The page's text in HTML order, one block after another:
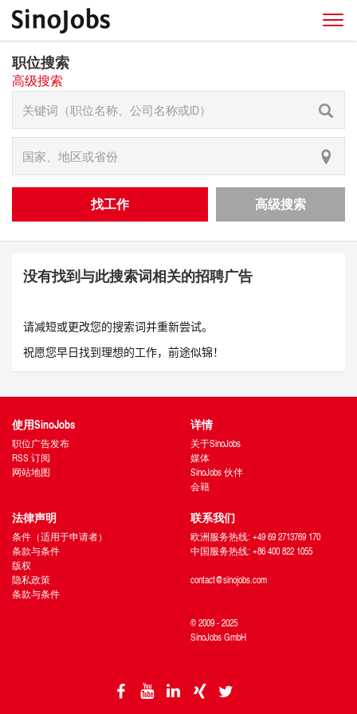
职位搜索
高级搜索
找工作 高级搜索
没有找到与此搜索词相关的招聘广告
请减短或更改您的搜索词并重新尝试。
祝愿您早日找到理想的工作，前途似锦！
使用SinoJobs
职位广告发布
RSS 订阅
网站地图
详情
关于SinoJobs
媒体
SinoJobs 伙伴
会籍
法律声明
条件（适用于申请者）
条款与条件
版权
隐私政策
条款与条件
联系我们
欧洲服务热线: +49 69 2713769 170
中国服务热线: +86 400 822 1055
contact@sinojobs.com
© 2009 - 2025
SinoJobs GmbH